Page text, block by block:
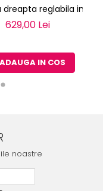
70
reglabila
629,00 Lei
ADAUGA IN COS
noastre